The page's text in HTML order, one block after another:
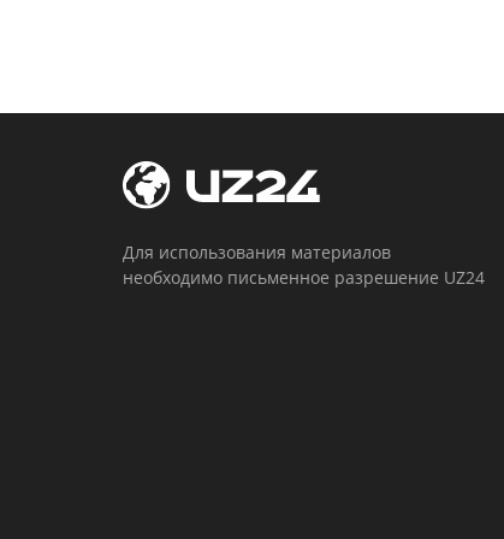
Для использования материалов
необходимо письменное разрешение UZ24